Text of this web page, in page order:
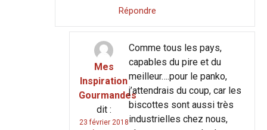
Répondre
Mes
Inspiration
Gourmandes
dit :
23 février 2018
Comme tous les pays,
capables du pire et du
meilleur….pour le panko,
j’attendrais du coup, car les
biscottes sont aussi très
industrielles chez nous,